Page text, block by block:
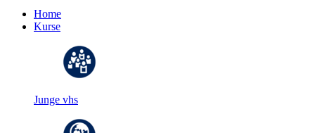
Home
Kurse
Junge vhs